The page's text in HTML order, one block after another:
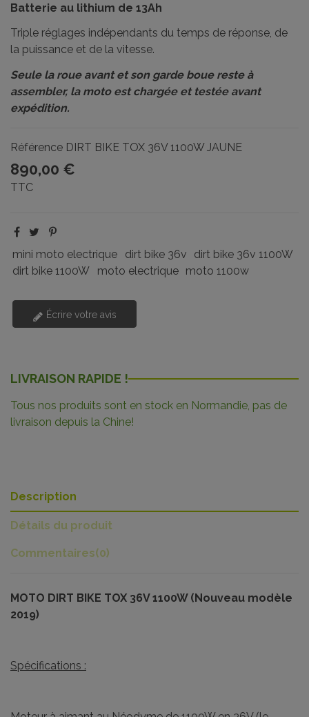
Batterie au lithium de 13Ah
Triple réglages indépendants du temps de réponse, de
la puissance et de la vitesse.
Seule la roue avant et son garde boue reste à
assembler, la moto est chargée et testée avant
expédition.
Référence DIRT BIKE TOX 36V 1100W JAUNE
890,00 €
TTC
mini moto electrique dirt bike 36v
dirt bike 36v 1100W
dirt bike 1100W
moto electrique moto 1100w
Écrire votre avis
LIVRAISON RAPIDE !
Tous nos produits sont en stock en Normandie, pas de
livraison depuis la Chine!
Description
Détails du produit
Commentaires(0)
MOTO DIRT BIKE TOX 36V 1100W (Nouveau modèle
2019)
Spécifications :